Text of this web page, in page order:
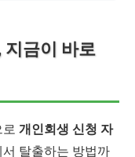
지금이 바로
개인회생 신청 자
탈출하는 방법까